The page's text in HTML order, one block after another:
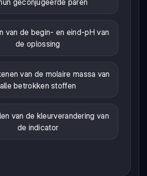
geconjugeerde paren
van de begin- en eind-pH van
de oplossing
van de molaire massa van
alle betrokken stoffen
van de kleurverandering van
de indicator